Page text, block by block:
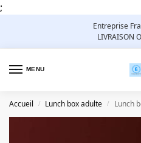
;
Entreprise
LIVRAISON
MENU
Accueil / Lunch box adulte / Lunch